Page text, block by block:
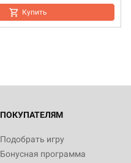
Купить
ПОКУПАТЕЛЯМ
Подобрать игру
Бонусная программа